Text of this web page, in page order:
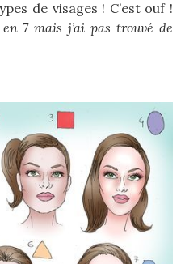
de visages ! C’est ouf !
7 mais j’ai pas trouvé de